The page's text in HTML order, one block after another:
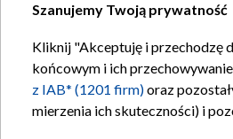
Szanujemy Twoją prywatność
Kliknij "Akceptuję i przechodzę
końcowym i ich
z IAB* (1201 firm)oraz
mierzenia ich skuteczności) i